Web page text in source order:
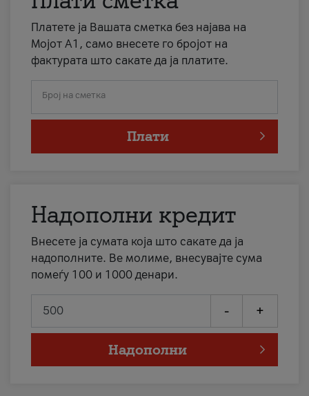
Платете ја Вашата сметка без најава на
Мојот А1, само внесете го бројот на
фактурата што сакате да ја платите.
Број на сметка
Плати
Надополни кредит
Внесете ја сумата која што сакате да ја
надополните. Ве молиме, внесувајте сума
помеѓу 100 и 1000 денари.
- +
Надополни